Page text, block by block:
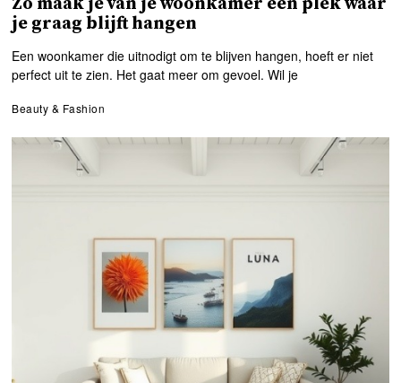
je graag blijft hangen
Een woonkamer die uitnodigt om te blijven hangen, hoeft er niet
perfect uit te zien. Het gaat meer om gevoel. Wil je
Beauty & Fashion